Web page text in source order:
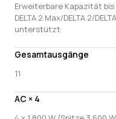
Erweiterbare Kapazität bis
DELTA 2 Max/DELTA 2/
unterstützt
Gesamtausgänge
11
AC × 4